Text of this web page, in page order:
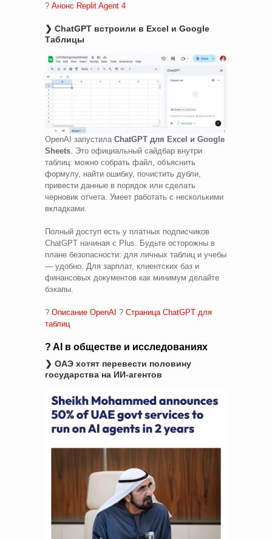
? Анонс Replit Agent 4
❯ ChatGPT встроили в Excel и Google
Таблицы
OpenAI запустила ChatGPT для Excel и Google
Sheets. Это официальный сайдбар внутри
таблиц: можно собрать файл, объяснить
формулу, найти ошибку, почистить дубли,
привести данные в порядок или сделать
черновик отчета. Умеет работать с несколькими
вкладками.
Полный доступ есть у платных подписчиков
ChatGPT начиная с Plus. Будьте осторожны в
плане безопасности: для личных таблиц и учебы
— удобно. Для зарплат, клиентских баз и
финансовых документов как минимум делайте
бэкапы.
? Описание OpenAI ? Страница ChatGPT для
таблиц
? AI в обществе и исследованиях
❯ ОАЭ хотят перевести половину
государства на ИИ-агентов